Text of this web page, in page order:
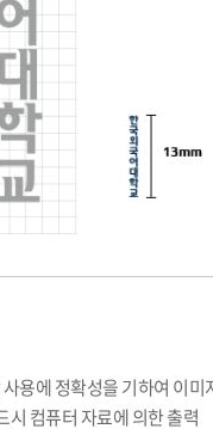
용에 정확성을 기하여 이미
시 컴퓨터 자료에 의한 출력